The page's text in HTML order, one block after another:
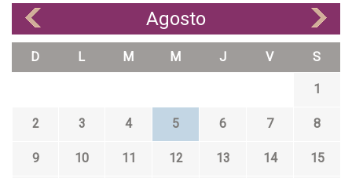
Agosto
D L M M J V S
1
2 3 4 5 6 7 8
9 10 11 12 13 14 15